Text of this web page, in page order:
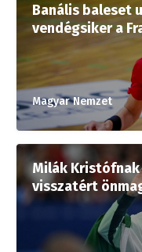
Banális baleset
vendégsiker a
Magyar Nemzet
Milák
visszatért